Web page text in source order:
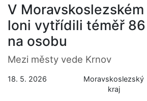
V
loni vytřídili téměř
na osobu
Mezi městy vede Krnov
18. 5. 2026
Moravskoslezský
kraj